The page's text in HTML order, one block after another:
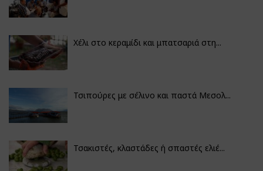
Χέλι στο κεραμίδι και μπατσαριά στη...
Τσιπούρες με σέλινο και παστά Μεσολ...
Τσακιστές, κλαστάδες ή σπαστές ελιέ...